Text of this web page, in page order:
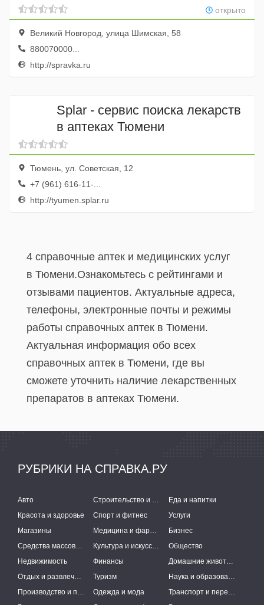
открыто
Великий Новгород, улица Шимская, 58
880070000...
http://spravka.ru
Splar - сервис поиска лекарств
в аптеках Тюмени
Тюмень, ул. Советская, 12
+7 (961) 616-11-...
http://tyumen.splar.ru
4 справочные аптек и медицинских услуг
в Тюмени.Ознакомьтесь с рейтингами и
отзывами пациентов. Актуальные адреса,
телефоны, электронные почты и режимы
работы справочных аптек в Тюмени.
Актуальная информация обо всех
справочных аптек в Тюмени, где вы
сможете уточнить наличие лекарственных
препаратов в аптеках Тюмени.
РУБРИКИ НА СПРАВКА.РУ
Авто Строительство и ремонт
Еда и напитки
Красота и здоровье
Спорт и фитнес
Услуги
Магазины
Медицина и фармацевтика
Бизнес
Средства массовой информации
Культура и искусство
Общество
Недвижимость
Финансы
Домашние животные
Отдых и развлечения
Туризм
Наука и образование
Производство и поставки
Одежда и мода
Транспорт и перевозки